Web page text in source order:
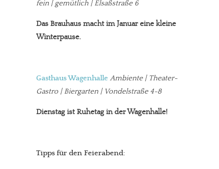
fein | gemütlich | Elsaßstraße 6
Das Brauhaus macht im Januar eine kleine
Winterpause.
Gasthaus Wagenhalle Ambiente | Theater-
Gastro | Biergarten | Vondelstraße 4-8
Dienstag ist Ruhetag in der Wagenhalle!
Tipps für den Feierabend: